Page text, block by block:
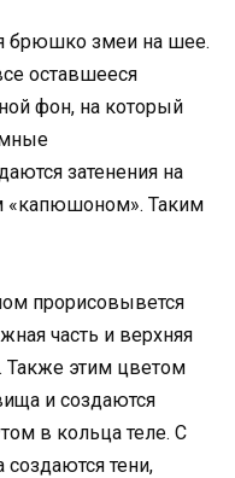
брюшко змеи на шее.
оставшееся
фон, на который
затенения на
«капюшоном». Таким
прорисовывется
часть и верхняя
Также этим цветом
и создаются
в кольца теле. С
тени,